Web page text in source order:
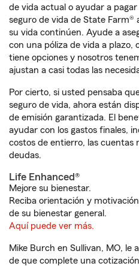
de vida actual o ayudar a pagar
seguro de vida de State Farm®
su vida continúen. Ayude a
con una póliza de vida a plazo,
tiene opciones y nosotros
ajustan a casi todas las
Por cierto, si usted pensaba
seguro de vida, ahora están
de emisión garantizada. El
ayudar con los gastos finales,
costos de entierro, las cuentas
deudas.
Life Enhanced®
Mejore su bienestar.
Reciba orientación y
de su bienestar general.
Aquí puede ver más.
Mike Burch en Sullivan, MO, le
de que complete una